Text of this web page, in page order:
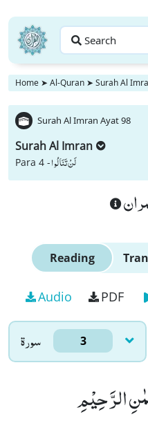
Search
Home ➤ Al-Quran ➤ Surah Al
Surah Al Imran Ayat 98
Surah Al Imran
Para 4 -لَنْ تَنَالُوا
Reading
Audio PDF
سورۃ 3
الرَّحِیْمِ